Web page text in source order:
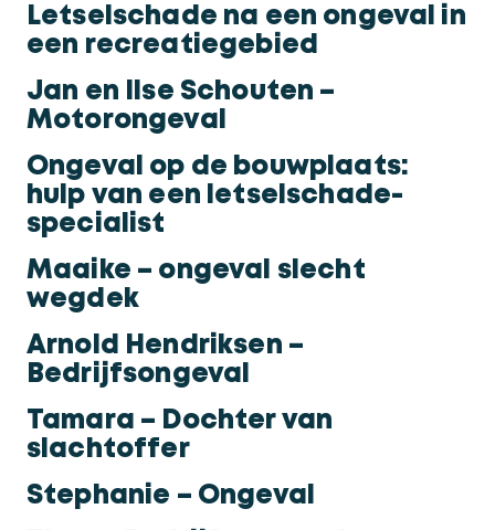
Smartengeld
Hoogte schadevergoeding
ik ben aangereden, wat nu?
Mijn kind is aangereden
Wat te doen bij een aanrijding?
Scooterongeluk
Over Kracht!
Franchisers gezocht
Nationaal Keurmerk Letselschade
Second opinion
Assurantie intermediair
Letselschade na een ongeval in
een recreatiegebied
Jan en Ilse Schouten –
Motorongeval
Ongeval op de bouwplaats:
hulp van een letselschade-
specialist
Maaike – ongeval slecht
wegdek
Arnold Hendriksen –
Bedrijfsongeval
Tamara – Dochter van
slachtoffer
Stephanie – Ongeval